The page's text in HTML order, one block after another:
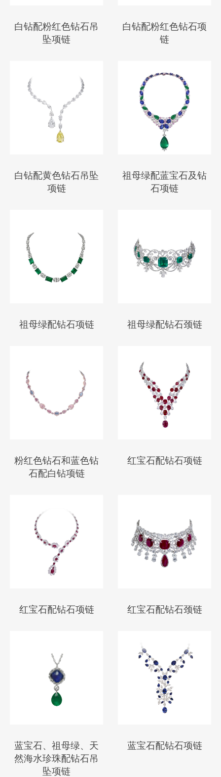
白钻配粉红色钻石吊
坠项链
白钻配粉红色钻石项
链
白钻配黄色钻石吊坠
项链
祖母绿配蓝宝石及钻
石项链
祖母绿配钻石项链 祖母绿配钻石颈链
粉红色钻石和蓝色钻
石配白钻项链
红宝石配钻石项链
红宝石配钻石项链 红宝石配钻石颈链
蓝宝石、祖母绿、天
然海水珍珠配钻石吊
坠项链
蓝宝石配钻石项链